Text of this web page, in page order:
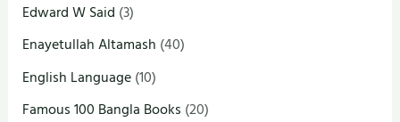
Edward W Said (3)
Enayetullah Altamash (40)
English Language(10)
Famous 100 Bangla Books (20)